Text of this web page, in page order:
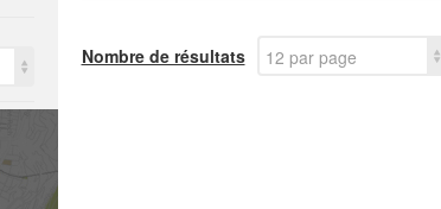
Nombre de résultats 12 par page